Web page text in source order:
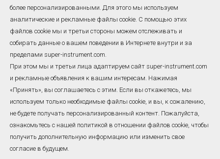
более персонализированными. Для этого мы используем
аналитические и рекламные файлы cookie. С помощью этих
файлов cookie мы и третьи стороны можем отслеживать и
собирать данные о вашем поведении в Интернете внутри и за
пределами super-instrument.com.
При этом мы и третьи лица адаптируем сайт super-instrument.com
и рекламные объявления к вашим интересам. Нажимая
«Принять», вы соглашаетесь с этим. Если вы откажетесь, мы
используем только необходимые файлы cookie, и вы, к сожалению,
не будете получать персонализированный контент. Пожалуйста,
ознакомьтесь с нашей политикой в ​​отношении файлов cookie, чтобы
получить дополнительную информацию или изменить свое
согласие в будущем.
Провод термопары
типа J
Термопарные сплавы типа
J подходят для
использования в вакууме,
окислительной и
восстановительной
средах или в атмосфере
инертного газа. Из-за
быстрого окисления при
высокой температуре для
JP диапазон температур
измерения ограничен.
Состав положительного
(JP) Fe100,
ЧИТАТЬ ДАЛЕЕ
Всего
No520, Wangjiang Road,Hefei,China
ПОСМОТРЕТЬ ВСЕ КОНТАКТЫ